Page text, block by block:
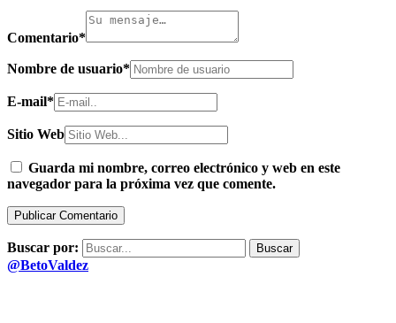
Comentario*
Nombre de usuario*
E-mail*
Sitio Web
Guarda mi nombre, correo electrónico y web en este
navegador para la próxima vez que comente.
Buscar por:
@BetoValdez